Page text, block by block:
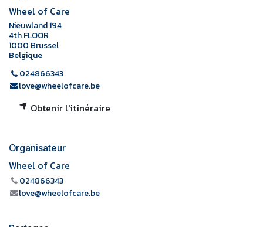
Wheel of Care
Nieuwland 194
4th FLOOR
1000 Brussel
Belgique
024866343
love@wheelofcare.be
Obtenir l'itinéraire
Organisateur
Wheel of Care
024866343
love@wheelofcare.be